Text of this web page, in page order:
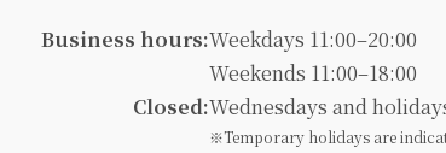
Business hours:Weekdays 11:00–20:00
Weekends 11:00–18:00
Closed:Wednesdays and
※Temporary holidays are